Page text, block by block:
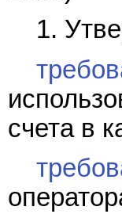
1.
счета в